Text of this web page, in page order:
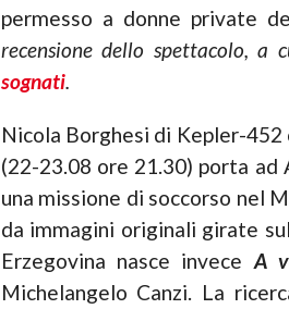
permesso a donne private
recensione dello spettacolo, a
sognati.
Nicola Borghesi di Kepler-452
(22-23.08 ore 21.30) porta
una missione di soccorso nel
da immagini originali girate
Erzegovina nasce invece A
Michelangelo Canzi. La